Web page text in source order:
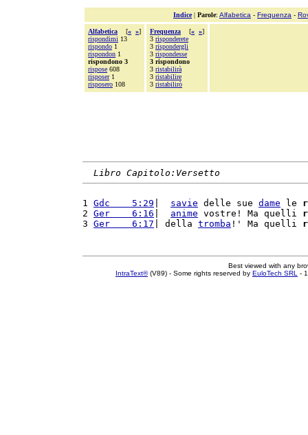
Indice| Parole: Alfabetica - Frequenza -
Alfabetica [« »]
rispondimi 13
rispondo 1
rispondon 1
rispondono 3
rispose 608
risposer1
risposero 108
Frequenza [« »]
3 risponderete
3 rispondergli
3 rispondesse
3 rispondono
3 ristabilirà
3 ristabilire
3 ristabilirò
Libro Capitolo:Versetto
1 Gdc    5:29 savie delle sue dame le
2 Ger    6:16 anime vostre! Ma quelli
3 Ger    6:17 | della tromba !' Ma quelli
Best viewed with any
IntraText®(V89) - Some rights reserved by EuloTech SRL -